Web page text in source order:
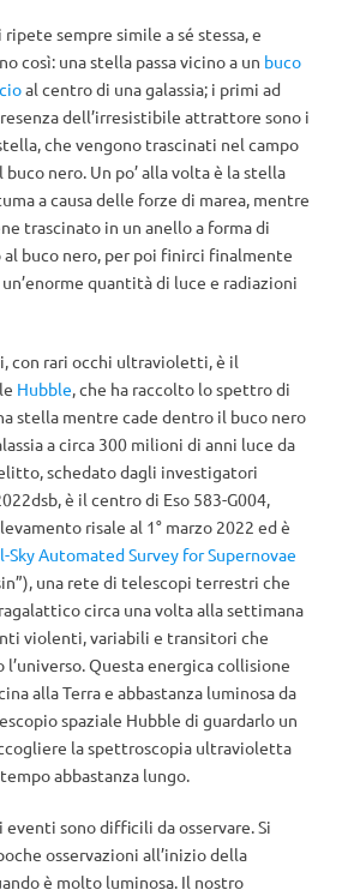
ripete sempre simile a sé stessa, e
così: una stella passa vicino a un buco
al centro di una galassia; i primi ad
dell’irresistibile attrattore sono i
che vengono trascinati nel campo
nero. Un po’ alla volta è la stella
a causa delle forze di marea, mentre
trascinato in un anello a forma di
buco nero, per poi finirci finalmente
quantità di luce e radiazioni
con rari occhi ultravioletti, è il
Hubble, che ha raccolto lo spettro di
stella mentre cade dentro il buco nero
a circa 300 milioni di anni luce da
schedato dagli investigatori
è il centro di Eso 583-G004,
risale al 1° marzo 2022 ed è
Sky Automated Survey for Supernovae
una rete di telescopi terrestri che
circa una volta alla settimana
violenti, variabili e transitori che
l’universo. Questa energica collisione
alla Terra e abbastanza luminosa da
spaziale Hubble di guardarlo un
la spettroscopia ultravioletta
abbastanza lungo.
eventi sono difficili da osservare. Si
osservazioni all’inizio della
è molto luminosa. Il nostro